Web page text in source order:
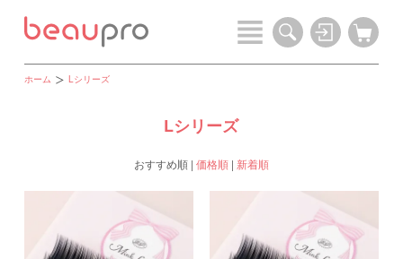
ホーム Lシリーズ
Lシリーズ
おすすめ順| 価格順| 新着順